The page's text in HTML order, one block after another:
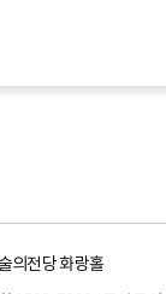
의전당 화랑홀